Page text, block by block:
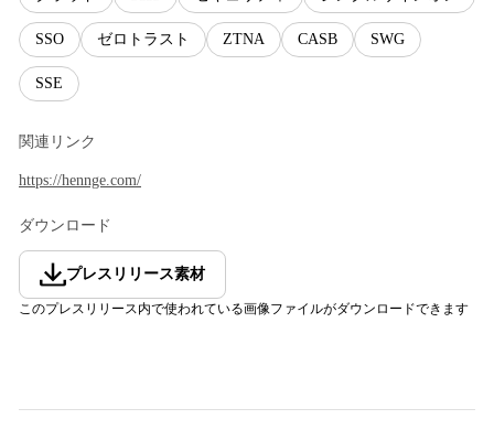
SSO ゼロトラスト ZTNA CASB SWG
SSE
関連リンク
https://hennge.com/
ダウンロード
プレスリリース素材
このプレスリリース内で使われている画像ファイルがダウンロードできます